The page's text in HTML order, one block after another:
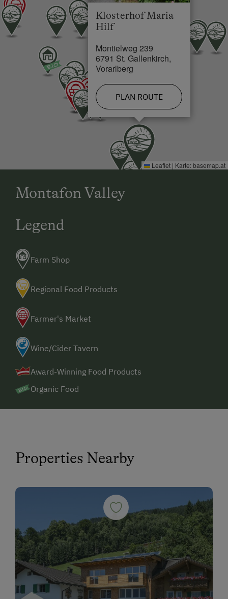
Coffee Machine
Cleaning equipment in the flat
Water closet
Water kettle
Desk with lamp
Cookware / Utensils
Refrigerator
Cross-Country Ski Trail in 1 km
Klosterhof Maria
Hilf
Montielweg 239
6791 St. Gallenkirch,
Vorarlberg
PLAN ROUTE
Leaflet | Karte:basemap.at
Montafon Valley
Legend
Farm Shop
Regional Food Products
Farmer's Market
Wine/Cider Tavern
Award-Winning Food Products
Organic Food
Properties Nearby